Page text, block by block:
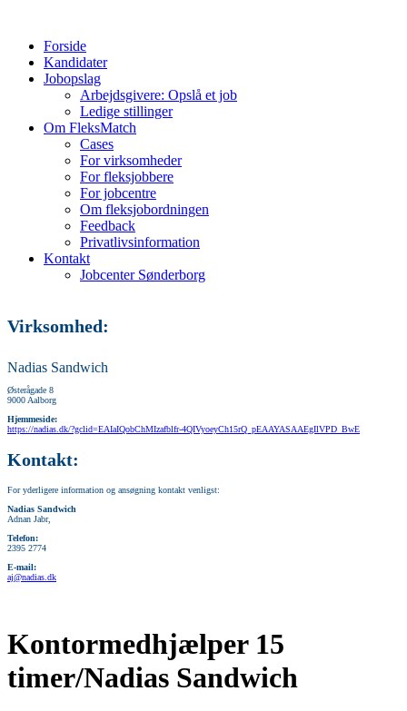
Forside
Kandidater
Jobopslag
Arbejdsgivere: Opslå et job
Ledige stillinger
Om FleksMatch
Cases
For virksomheder
For fleksjobbere
For jobcentre
Om fleksjobordningen
Feedback
Privatlivsinformation
Kontakt
Jobcenter Sønderborg
Virksomhed:
Nadias Sandwich
Østerågade 8
9000 Aalborg
Hjemmeside:
https://nadias.dk/?gclid=EAIaIQobChMIzafblfr-4QIVyoeyCh15rQ_pEAAYASAAEgIlVPD_BwE
Kontakt:
For yderligere information og ansøgning kontakt venligst:
Nadias Sandwich
Adnan Jabr,
Telefon:
2395 2774
E-mail:
aj@nadias.dk
Kontormedhjælper 15
timer/Nadias Sandwich